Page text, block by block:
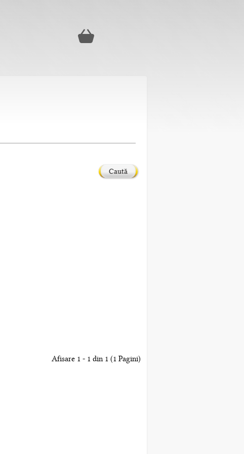
Caută
Afisare 1 - 1 din 1 (1 Pagini)